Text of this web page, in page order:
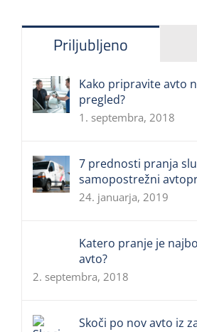
Priljubljeno
Kako pripravite avto
pregled?
1. septembra, 2018
7 prednosti pranja
samopostrežni
24. januarja, 2019
Katero pranje je
avto?
2. septembra, 2018
Skoči po nov avto iz